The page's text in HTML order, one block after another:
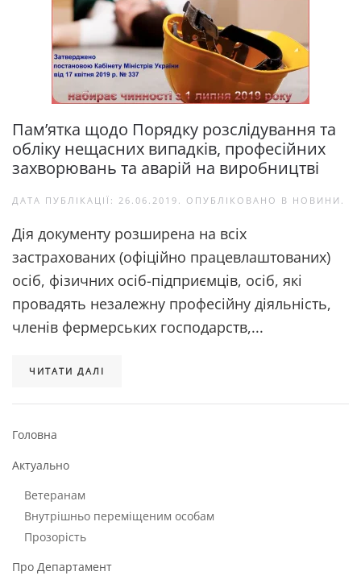
Пам’ятка щодо Порядку розслідування та
обліку нещасних випадків, професійних
захворювань та аварій на виробництві
ДАТА ПУБЛІКАЦІЇ: 26.06.2019 . ОПУБЛІКОВАНО В НОВИНИ .
Дія документу розширена на всіх
застрахованих (офіційно працевлаштованих)
осіб, фізичних осіб-підприємців, осіб, які
провадять незалежну професійну діяльність,
членів фермерських господарств,...
ЧИТАТИ ДАЛІ
Головна
Актуально
Ветеранам
Внутрішньо переміщеним особам
Прозорість
Про Департамент